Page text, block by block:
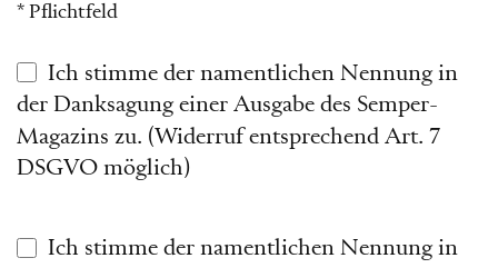
* Pflichtfeld
Ich stimme der namentlichen Nennung in
der Danksagung einer Ausgabe des Semper-
Magazins zu. (Widerruf entsprechend Art. 7
DSGVO möglich)
Ich stimme der namentlichen Nennung in